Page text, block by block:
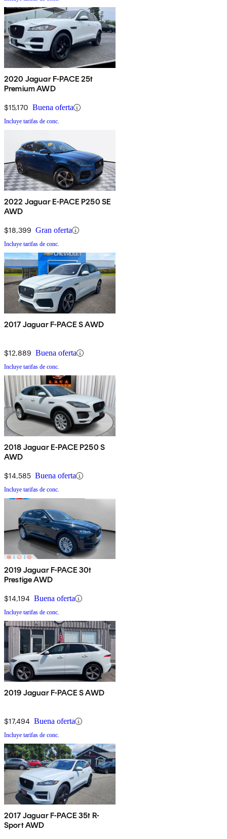
2020 Jaguar F-PACE 25t
Premium AWD
$15,170 Buena oferta
Incluye tarifas de conc.
2022 Jaguar E-PACE P250 SE
AWD
$18,399 Gran oferta
Incluye tarifas de conc.
2017 Jaguar F-PACE S AWD
$12,889 Buena oferta
Incluye tarifas de conc.
2018 Jaguar E-PACE P250 S
AWD
$14,585 Buena oferta
Incluye tarifas de conc.
2019 Jaguar F-PACE 30t
Prestige AWD
$14,194 Buena oferta
Incluye tarifas de conc.
2019 Jaguar F-PACE S AWD
$17,494 Buena oferta
Incluye tarifas de conc.
2017 Jaguar F-PACE 35t R-
Sport AWD